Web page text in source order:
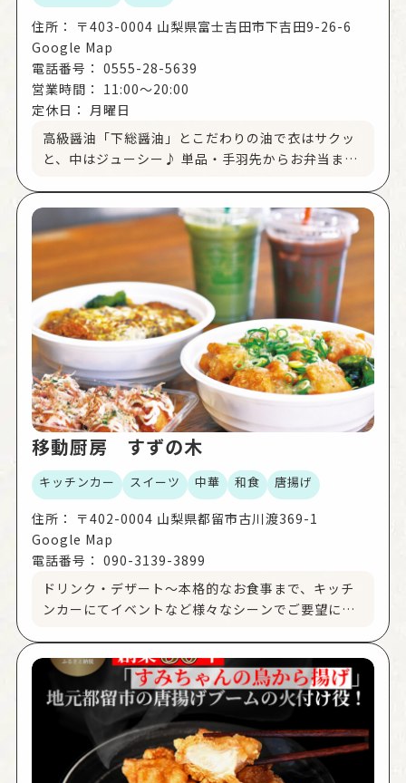
住所：
〒403-0004 山梨県富士吉田市下吉田9-26-6
Google Map
電話番号： 0555-28-5639
営業時間： 11:00～20:00
定休日： 月曜日
高級醤油「下総醤油」とこだわりの油で衣はサクッ
と、中はジューシー♪ 単品・手羽先からお弁当まで
移動厨房 すずの木
キッチンカー スイーツ 中華 和食 唐揚げ
住所：
〒402-0004 山梨県都留市古川渡369-1
Google Map
電話番号： 090-3139-3899
ドリンク・デザート～本格的なお食事まで、キッチ
ンカーにてイベントなど様々なシーンでご要望にお